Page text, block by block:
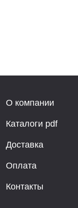
О компании
Каталоги pdf
Доставка
Оплата
Контакты